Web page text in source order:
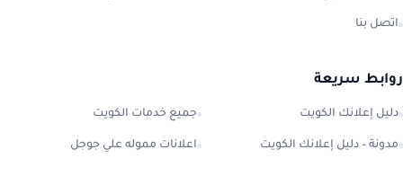
اتصل بنا
روابط سريعة
دليل إعلانك الكويت جميع خدمات الكويت
مدونة – دليل إعلانك الكويت اعلانات مموله علي جوجل